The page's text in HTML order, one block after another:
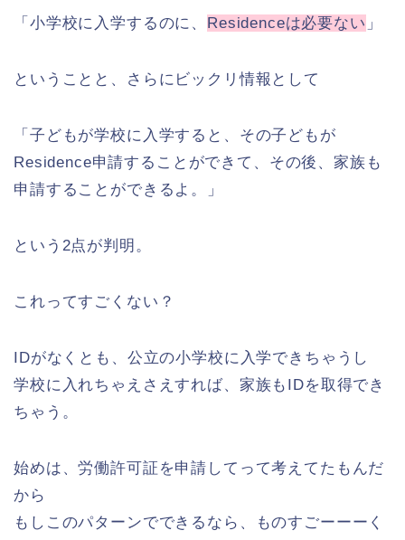
「小学校に入学するのに、 Residenceは必要ない 」
ということと、さらにビックリ情報として
「子どもが学校に入学すると、その子どもが
Residence申請することができて、その後、家族も
申請することができるよ。」
という2点が判明。
これってすごくない？
IDがなくとも、公立の小学校に入学できちゃうし
学校に入れちゃえさえすれば、家族もIDを取得でき
ちゃう。
始めは、労働許可証を申請してって考えてたもんだ
から
もしこのパターンでできるなら、ものすごーーーく